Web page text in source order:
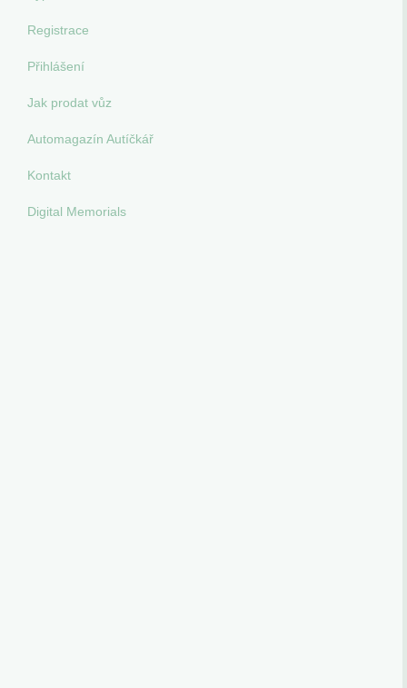
Registrace
Přihlášení
Jak prodat vůz
Automagazín Autíčkář
Kontakt
Digital Memorials